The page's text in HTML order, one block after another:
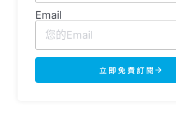
Email
立即免費訂閱